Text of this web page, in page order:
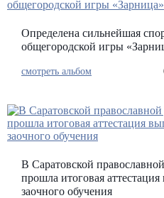
Определена сильнейшая
общегородской игры
смотреть альбом
В Саратовской
прошла итоговая
заочного обучения